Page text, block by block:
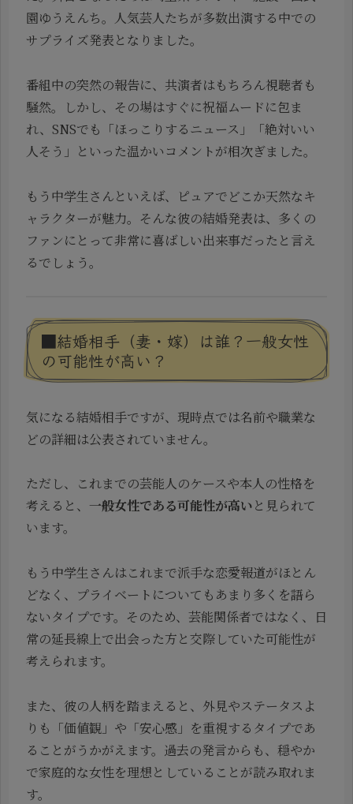
園ゆうえんち。人気芸人たちが多数出演する中での
サプライズ発表となりました。
番組中の突然の報告に、共演者はもちろん視聴者も
騒然。しかし、その場はすぐに祝福ムードに包ま
れ、SNSでも「ほっこりするニュース」「絶対いい
人そう」といった温かいコメントが相次ぎました。
もう中学生さんといえば、ピュアでどこか天然なキ
ャラクターが魅力。そんな彼の結婚発表は、多くの
ファンにとって非常に喜ばしい出来事だったと言え
るでしょう。
■結婚相手（妻・嫁）は誰？一般女性
の可能性が高い？
気になる結婚相手ですが、現時点では名前や職業な
どの詳細は公表されていません。
ただし、これまでの芸能人のケースや本人の性格を
考えると、 一般女性である可能性が高いと見られて
います。
もう中学生さんはこれまで派手な恋愛報道がほとん
どなく、プライベートについてもあまり多くを語ら
ないタイプです。そのため、芸能関係者ではなく、日
常の延長線上で出会った方と交際していた可能性が
考えられます。
また、彼の人柄を踏まえると、外見やステータスよ
りも「価値観」や「安心感」を重視するタイプであ
ることがうかがえます。過去の発言からも、穏やか
で家庭的な女性を理想としていることが読み取れま
す。